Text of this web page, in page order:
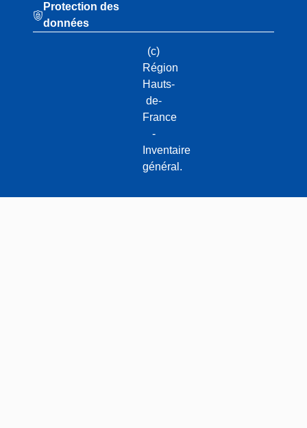
Protection des
données
(c)
Région
Hauts-
de-
France
-
Inventaire
général.